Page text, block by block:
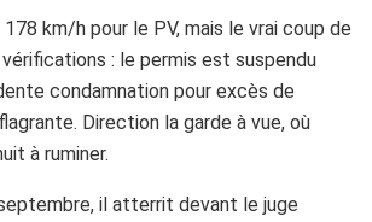
km/h pour le PV, mais le vrai coup de
: le permis est suspendu
condamnation pour excès de
Direction la garde à vue, où
à ruminer.
il atterrit devant le juge